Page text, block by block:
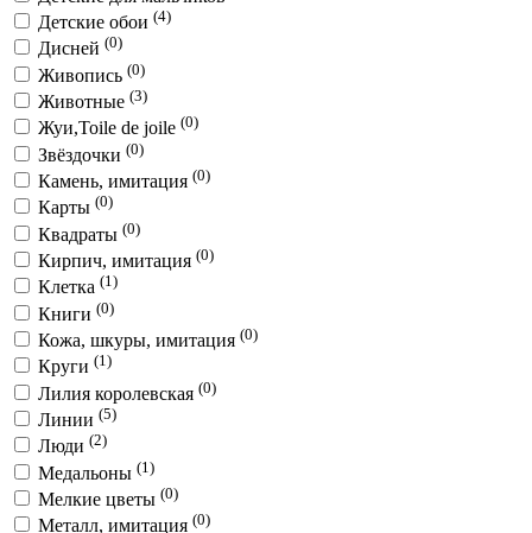
Детские обои (4)
Дисней (0)
Живопись (0)
Животные (3)
Жуи,Toile de joile (0)
Звёздочки (0)
Камень, имитация (0)
Карты (0)
Квадраты (0)
Кирпич, имитация (0)
Клетка (1)
Книги (0)
Кожа, шкуры, имитация (0)
Круги (1)
Лилия королевская (0)
Линии (5)
Люди (2)
Медальоны (1)
Мелкие цветы (0)
Металл, имитация (0)